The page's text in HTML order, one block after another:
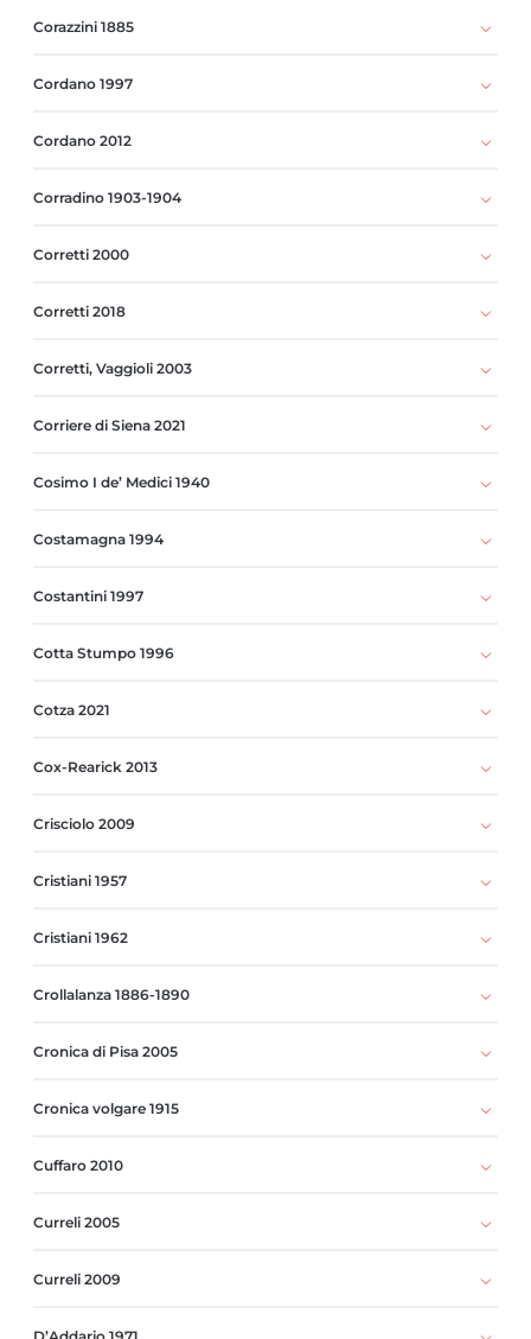
Corazzini 1885
Cordano 1997
Cordano 2012
Corradino 1903-1904
Corretti 2000
Corretti 2018
Corretti, Vaggioli 2003
Corriere di Siena 2021
Cosimo I de’ Medici 1940
Costamagna 1994
Costantini 1997
Cotta Stumpo 1996
Cotza 2021
Cox-Rearick 2013
Crisciolo 2009
Cristiani 1957
Cristiani 1962
Crollalanza 1886-1890
Cronica di Pisa 2005
Cronica volgare 1915
Cuffaro 2010
Curreli 2005
Curreli 2009